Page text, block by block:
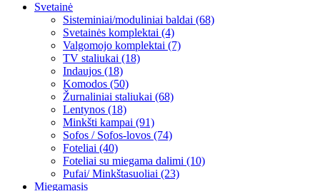
Svetainė
Sisteminiai/moduliniai baldai (68)
Svetainės komplektai (4)
Valgomojo komplektai (7)
TV staliukai (18)
Indaujos (18)
Komodos (50)
Žurnaliniai staliukai (68)
Lentynos (18)
Minkšti kampai (91)
Sofos / Sofos-lovos (74)
Foteliai (40)
Foteliai su miegama dalimi (10)
Pufai/ Minkštasuoliai (23)
Miegamasis